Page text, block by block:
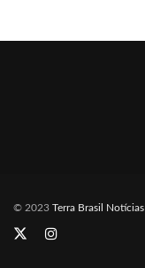
© 2023 Terra Brasil Notícias